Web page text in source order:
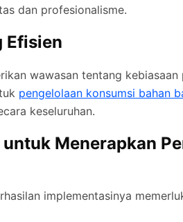
dan profesionalisme.
Efisien
wawasan tentang
pengelolaan konsumsi bahan
keseluruhan.
Menerapkan
implementasinya